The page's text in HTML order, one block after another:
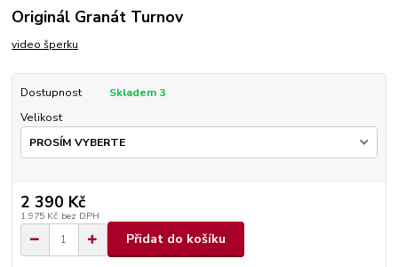
Originál Granát Turnov
video šperku
Dostupnost
Skladem 3
Velikost
2 390 Kč
1 975 Kč bez DPH
Přidat do košíku